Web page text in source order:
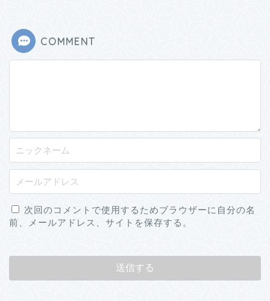
COMMENT
次回のコメントで使用するためブラウザーに自分の名
前、メールアドレス、サイトを保存する。